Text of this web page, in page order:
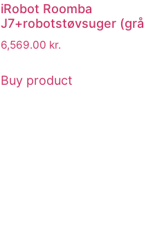
iRobot Roomba
J7+robotstøvsuger
6,569.00 kr.
Buy product